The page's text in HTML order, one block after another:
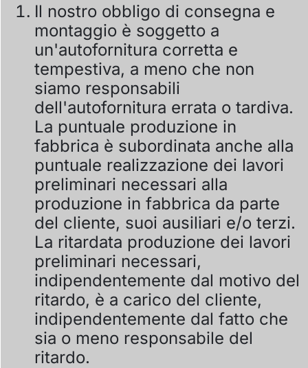
Il nostro obbligo di consegna e
montaggio è soggetto a
un'autofornitura corretta e
tempestiva, a meno che non
siamo responsabili
dell'autofornitura errata o tardiva.
La puntuale produzione in
fabbrica è subordinata anche alla
puntuale realizzazione dei lavori
preliminari necessari alla
produzione in fabbrica da parte
del cliente, suoi ausiliari e/o terzi.
La ritardata produzione dei lavori
preliminari necessari,
indipendentemente dal motivo del
ritardo, è a carico del cliente,
indipendentemente dal fatto che
sia o meno responsabile del
ritardo.